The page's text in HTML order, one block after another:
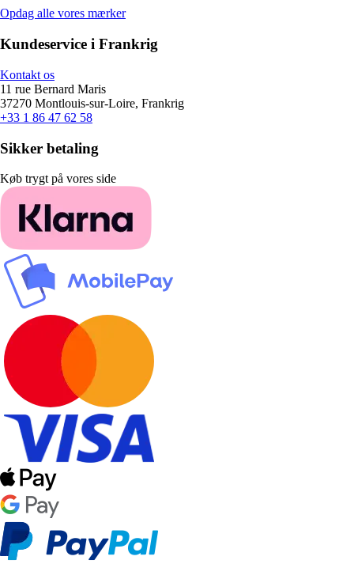
Opdag alle vores mærker
Kundeservice i Frankrig
Kontakt os
11 rue Bernard Maris
37270 Montlouis-sur-Loire, Frankrig
+33 1 86 47 62 58
Sikker betaling
Køb trygt på vores side